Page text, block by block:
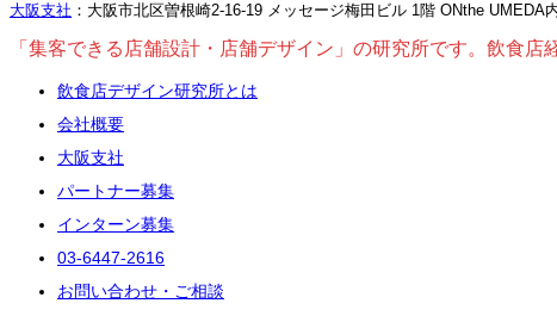
大阪支社 ：大阪市北区曽根崎2-16-19 メッセージ梅田ビル 1階 ONthe UMEDA
「集客できる店舗設計・店舗デザイン」の研究所です。飲食
飲食店デザイン研究所とは
会社概要
大阪支社
パートナー募集
インターン募集
03-6447-2616
お問い合わせ・ご相談